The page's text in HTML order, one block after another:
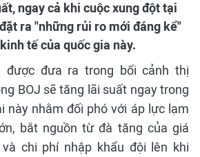
ngay cả khi cuộc xung đột tại
ra "những rủi ro mới đáng kể"
tế của quốc gia này.
được đưa ra trong bối cảnh thị
BOJ sẽ tăng lãi suất ngay trong
này nhằm đối phó với áp lực lạm
bắt nguồn từ đà tăng của giá
chi phí nhập khẩu đội lên khi